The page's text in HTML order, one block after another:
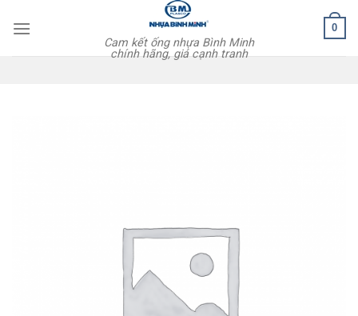
Cam kết ống nhựa Bình Minh
chính hãng, giá cạnh tranh
0